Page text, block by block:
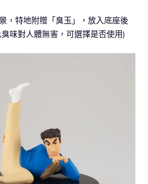
，特地附贈「臭玉」，放入底座後
味對人體無害，可選擇是否使用)